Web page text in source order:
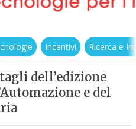
Incentivi Ricerca e
dell’edizione
e del